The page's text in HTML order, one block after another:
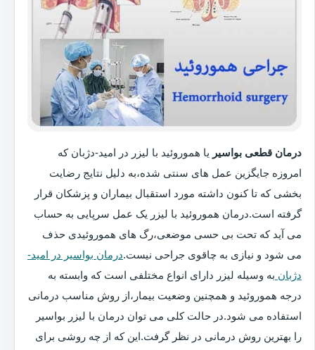
درمان قطعی بواسیر یا هموروئید با لیزر در امید-دژبان که
امروزه جایگزین عمل های سنتی شده،به دلیل نتایج رضایت
بخشی که تا کنون داشته مورد استقبال بیماران و پزشکان قرار
گرفته است.درمان هموروئید با لیزر یک عمل سرپایی به حساب
می آید که تحت بی حسی موضعی،رگ های هموروئیدی حذف
می شود و نیازی به چاقوی جراحی نیست.درمان بواسیر در امید-
دژبان به وسیله لیزر دارای انواع مختلفی است که وابسته به
درجه هموروئید و همچنین وضعیت بیمار،از روش مناسب درمانی
استفاده می شود.در حالت کلی می توان درمان با لیزر بواسیر
را بهترین روش درمانی در نظر گرفت.این که از چه روشی برای